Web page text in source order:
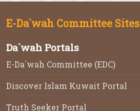
E-Da`wah Committee Sites
Da`wah Portals
E-Da`wah Committee (EDC)
Discover Islam Kuwait Portal
Truth Seeker Portal